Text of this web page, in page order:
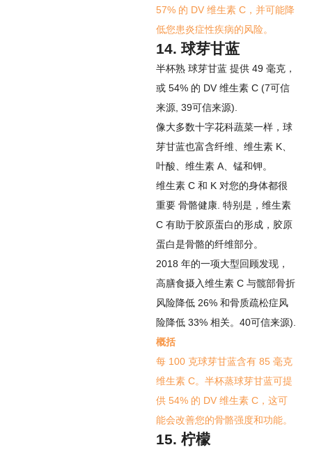
57% 的 DV 维生素 C，并可能降
低您患炎症性疾病的风险。
14. 球芽甘蓝
半杯熟 球芽甘蓝 提供 49 毫克，
或 54% 的 DV 维生素 C (7可信
来源 39可信来源).
像大多数十字花科蔬菜一样，球
芽甘蓝也富含纤维、维生素 K、
叶酸、维生素 A、锰和钾。
维生素 C 和 K 对您的身体都很
重要 骨骼健康 . 特别是，维生素
C 有助于胶原蛋白的形成，胶原
蛋白是骨骼的纤维部分。
2018 年的一项大型回顾发现，
高膳食摄入维生素 C 与髋部骨折
风险降低 26% 和骨质疏松症风
险降低 33% 相关。 40可信来源).
概括
每 100 克球芽甘蓝含有 85 毫克
维生素 C。半杯蒸球芽甘蓝可提
供 54% 的 DV 维生素 C，这可
能会改善您的骨骼强度和功能。
15. 柠檬